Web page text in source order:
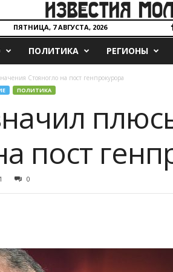
ПЯТНИЦА, 7 АВГУСТА, 2026
ПОЛИТИКА РЕГИОНЫ
Стояногло на пост генпрокурора
ПОЛИТИКА
пост
0